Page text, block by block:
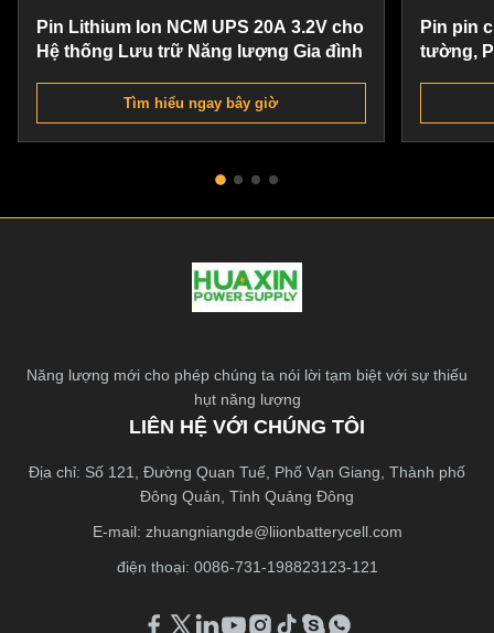
Pin Lithium Ion NCM UPS 20A 3.2V cho
Hệ thống Lưu trữ Năng lượng Gia đình
Tìm hiểu ngay bây giờ
Pin pin
tường,
Năng lượng mới cho phép chúng ta nói lời tạm biệt với sự thiếu
hụt năng lượng
LIÊN HỆ VỚI CHÚNG TÔI
Địa chỉ: Số 121, Đường Quan Tuế, Phố Vạn Giang, Thành phố
Đông Quản, Tỉnh Quảng Đông
E-mail: zhuangniangde@liionbatterycell.com
điện thoại: 0086-731-198823123-121